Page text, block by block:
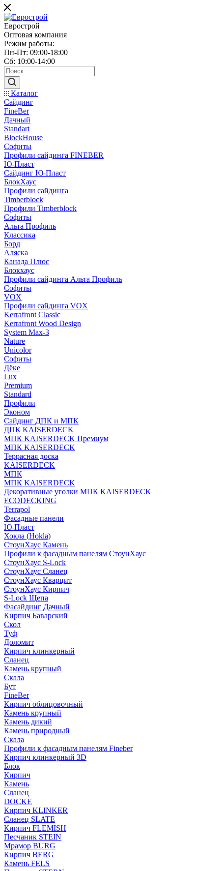
Еврострой
Оптовая компания
Режим работы:
Пн-Пт: 09:00-18:00
Сб: 10:00-14:00
Каталог
Сайдинг
FineBer
Дачный
Standart
BlockHouse
Софиты
Профили сайдинга FINEBER
Ю-Пласт
Сайдинг Ю-Пласт
БлокХаус
Профили сайдинга
Timberblock
Профили Timberblock
Софиты
Альта Профиль
Классика
Борд
Аляска
Канада Плюс
Блокхаус
Профили сайдинга Альта Профиль
Софиты
VOX
Профили сайдинга VOX
Kerrafront Classic
Kerrafront Wood Design
System Max-3
Nature
Unicolor
Софиты
Дёке
Lux
Premium
Standard
Профили
Эконом
Сайдинг ДПК и МПК
ДПК KAISERDECK
МПК KAISERDECK Премиум
МПК KAISERDECK
Террасная доска
KAISERDECK
МПК
МПК KAISERDECK
Декоративные уголки МПК KAISERDECK
ECODECKING
Terrapol
Фасадные панели
Ю-Пласт
Хокла (Hokla)
СтоунХаус Камень
Профили к фасадным панелям СтоунХаус
СтоунХаус S-Lock
СтоунХаус Сланец
СтоунХаус Кварцит
СтоунХаус Кирпич
S-Lock Щепа
Фасайдинг Дачный
Кирпич Баварский
Скол
Туф
Доломит
Кирпич клинкерный
Сланец
Камень крупный
Скала
Бут
FineBer
Кирпич облицовочный
Камень крупный
Камень дикий
Камень природный
Скала
Профили к фасадным панелям Fineber
Кирпич клинкерный 3D
Блок
Кирпич
Камень
Сланец
DOCKE
Кирпич KLINKER
Сланец SLATE
Кирпич FLEMISH
Пес­ча­ник STEIN
Мрамор BURG
Кирпич BERG
Камень FELS